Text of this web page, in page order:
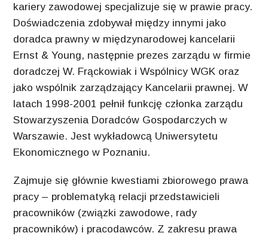
kariery zawodowej specjalizuje się w prawie pracy.
Doświadczenia zdobywał między innymi jako
doradca prawny w międzynarodowej kancelarii
Ernst & Young, następnie prezes zarządu w firmie
doradczej W. Frąckowiak i Wspólnicy WGK oraz
jako wspólnik zarządzający Kancelarii prawnej. W
latach 1998-2001 pełnił funkcję członka zarządu
Stowarzyszenia Doradców Gospodarczych w
Warszawie. Jest wykładowcą Uniwersytetu
Ekonomicznego w Poznaniu.
Zajmuje się głównie kwestiami zbiorowego prawa
pracy – problematyką relacji przedstawicieli
pracowników (związki zawodowe, rady
pracowników) i pracodawców. Z zakresu prawa